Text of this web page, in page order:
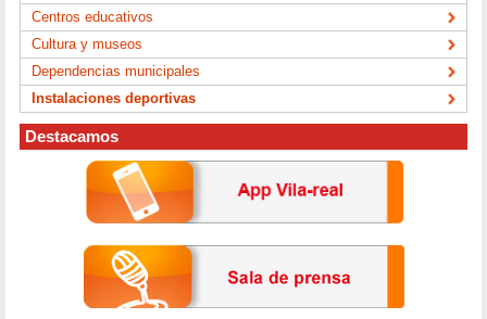
Centros educativos
Cultura y museos
Dependencias municipales
Instalaciones deportivas
Destacamos